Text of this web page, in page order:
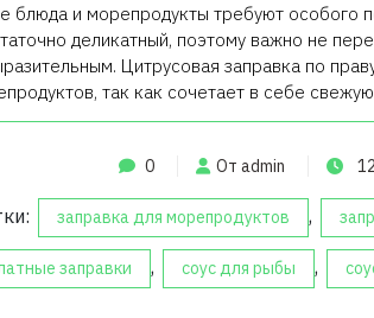
блюда и морепродукты требуют особого
деликатный, поэтому важно не
Цитрусовая заправка по
так как сочетает в себе
0 От admin
заправка для морепродуктов ,
заправки , соус для рыбы ,